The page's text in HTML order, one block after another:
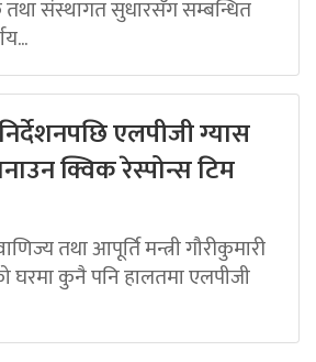
तथा संस्थागत सुधारसँग सम्बन्धित
निर्देशनपछि एलपीजी ग्यास
क्विक रेस्पोन्स टिम
तथा आपूर्ति मन्त्री गौरीकुमारी
घरमा कुनै पनि हालतमा एलपीजी